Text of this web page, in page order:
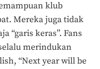
klub
Mereka juga tidak
“garis keras”. Fans
merindukan
“Next year will be